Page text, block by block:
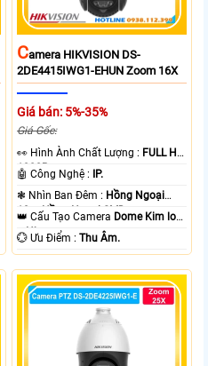
CAmera HIKVISION DS-
2DE4415IWG1-EHUN Zoom 16X
Giá bán: 5%-35%
Giá Gốc:
️👀 Hình Ành Chất Lượng : FULL HD
1080P .
🤖️ Công Nghệ :
IP.
❃ Nhìn Ban Đêm : Hồng Ngoại
10m Hồng Ngoại SMD.
👑 Cấu Tạo Camera Dome Kim loại
+ Nhựa.
️💮 Ưu Điểm :Thu Âm.